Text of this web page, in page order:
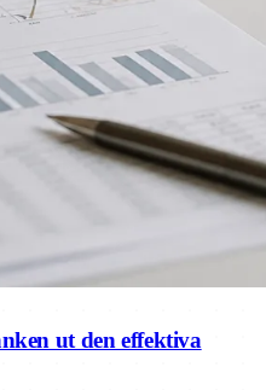
ut den effektiva